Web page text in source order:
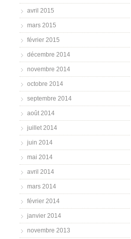
avril 2015
mars 2015
février 2015
décembre 2014
novembre 2014
octobre 2014
septembre 2014
août 2014
juillet 2014
juin 2014
mai 2014
avril 2014
mars 2014
février 2014
janvier 2014
novembre 2013